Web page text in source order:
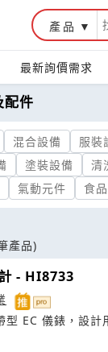
產品
最新詢價需求
配件
混合設備 服裝
塗裝設備 清
氣動元件 食
產品)
- HI8733
EC 儀錶，設計